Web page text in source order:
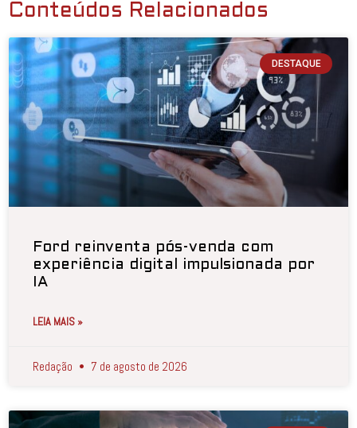
Conteúdos Relacionados
DESTAQUE
Ford reinventa pós-venda com
experiência digital impulsionada por
IA
LEIA MAIS »
Redação 7 de agosto de 2026